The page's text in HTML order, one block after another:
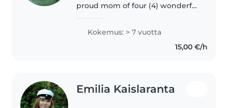
proud mom of four (4) wonderful
a mother has given me lots of
hands-on experience caring for
Kokemus: > 7 vuotta
15,00 €/h
Emilia Kaislaranta